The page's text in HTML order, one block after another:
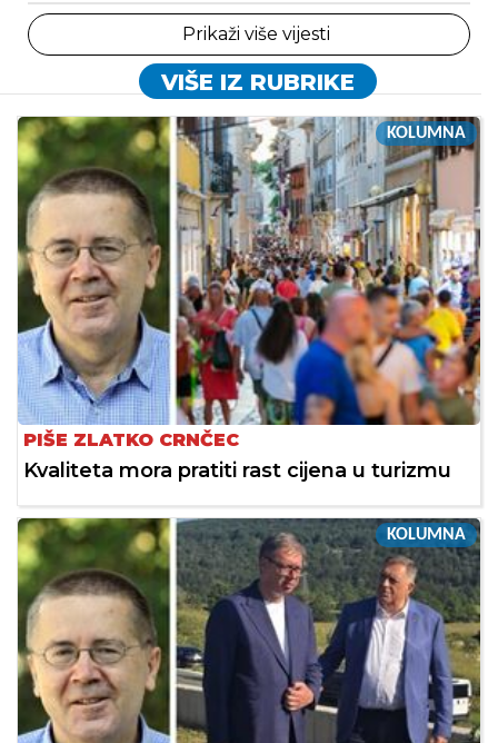
Prikaži više vijesti
VIŠE IZ RUBRIKE
KOLUMNA
PIŠE ZLATKO CRNČEC
Kvaliteta mora pratiti rast cijena u turizmu
KOLUMNA